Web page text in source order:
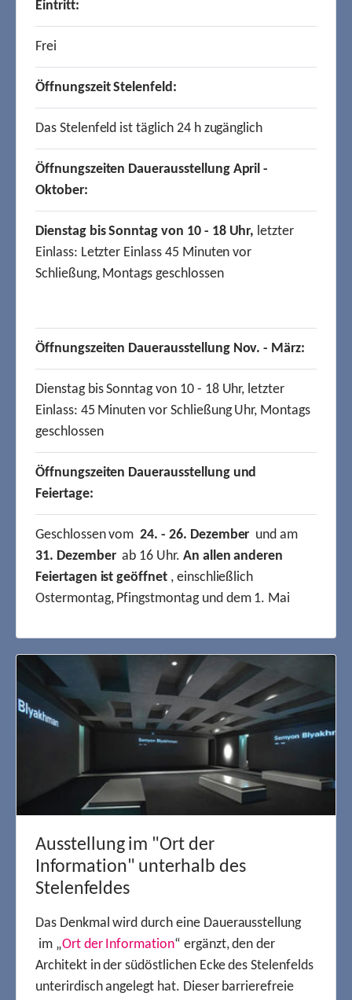
Ausstellung im "Ort der
Information" unterhalb des
Stelenfeldes
Das Denkmal wird durch eine Dauerausstellung
im „Ort der Information“ ergänzt, den der
Architekt in der südöstlichen Ecke des Stelenfelds
unterirdisch angelegt hat. Dieser barrierefreie
Eintritt:
Frei
Öffnungszeit Stelenfeld:
Das Stelenfeld ist täglich 24 h zugänglich
Öffnungszeiten Dauerausstellung April -
Oktober:
Dienstag bis Sonntag von 10 - 18 Uhr, letzter
Einlass: Letzter Einlass 45 Minuten vor
Schließung, Montags geschlossen
Öffnungszeiten Dauerausstellung Nov. - März:
Dienstag bis Sonntag von 10 - 18 Uhr, letzter
Einlass: 45 Minuten vor Schließung Uhr, Montags
geschlossen
Öffnungszeiten Dauerausstellung und
Feiertage:
Geschlossen vom24. - 26. Dezember und am
31. Dezemberab 16 Uhr. An allen anderen
Feiertagen ist geöffnet, einschließlich
Ostermontag, Pfingstmontag und dem 1. Mai